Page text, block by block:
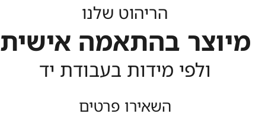
מוצרים שאולי יעניינו אותך גם
הריהוט שלנו
מיוצר בהתאמה אישית
ולפי מידות בעבודת יד
השאירו פרטים